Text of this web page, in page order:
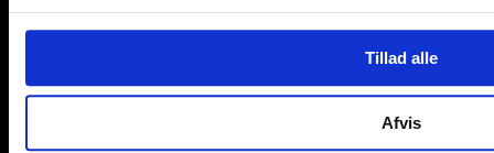
Tillad alle
Afvis
PROGRESSIVE
Design